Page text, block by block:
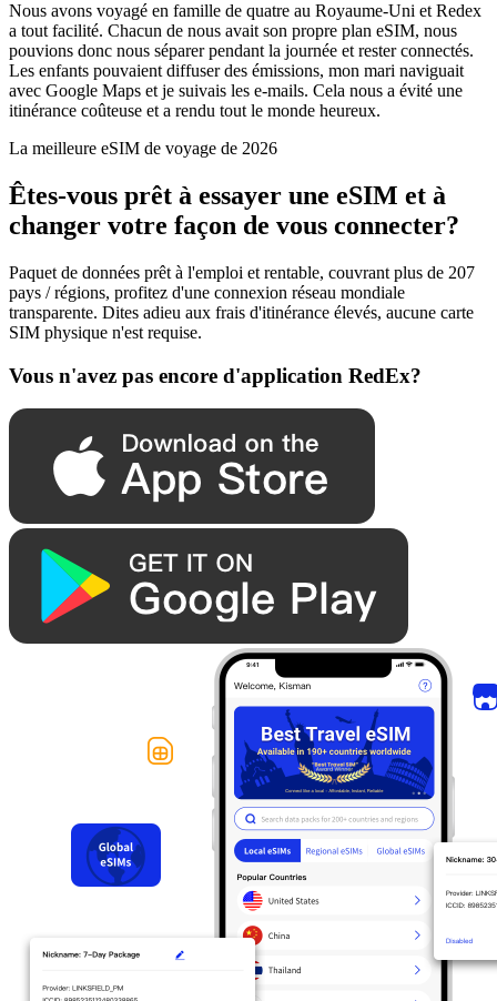
Nous avons voyagé en famille de quatre au Royaume-Uni et Redex
a tout facilité. Chacun de nous avait son propre plan eSIM, nous
pouvions donc nous séparer pendant la journée et rester connectés.
Les enfants pouvaient diffuser des émissions, mon mari naviguait
avec Google Maps et je suivais les e-mails. Cela nous a évité une
itinérance coûteuse et a rendu tout le monde heureux.
La meilleure eSIM de voyage de 2026
Êtes-vous prêt à essayer une eSIM et à
changer votre façon de vous connecter?
Paquet de données prêt à l'emploi et rentable, couvrant plus de 207
pays / régions, profitez d'une connexion réseau mondiale
transparente. Dites adieu aux frais d'itinérance élevés, aucune carte
SIM physique n'est requise.
Vous n'avez pas encore d'application RedEx?